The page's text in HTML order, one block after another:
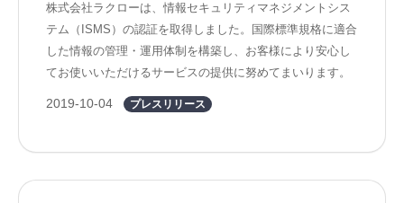
株式会社ラクローは、情報セキュリティマネジメントシス
テム（ISMS）の認証を取得しました。国際標準規格に適合
した情報の管理・運用体制を構築し、お客様により安心し
てお使いいただけるサービスの提供に努めてまいります。
2019-10-04 プレスリリース